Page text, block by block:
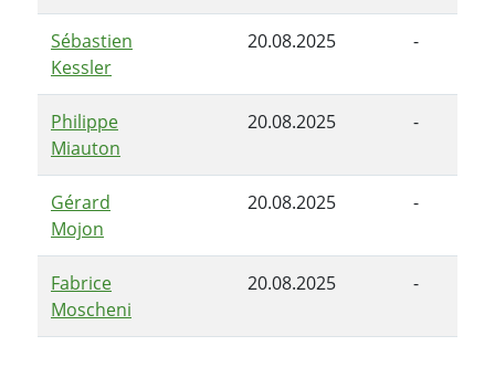
Sébastien
Kessler
20.08.2025 -
Philippe
Miauton
20.08.2025 -
Gérard
Mojon
20.08.2025 -
Fabrice
Moscheni
20.08.2025 -